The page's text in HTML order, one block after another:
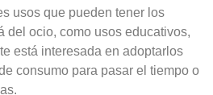
usos que pueden tener los
del ocio, como usos educativos,
está interesada en adoptarlos
consumo para pasar el tiempo o